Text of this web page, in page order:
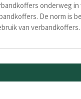
De norm
van